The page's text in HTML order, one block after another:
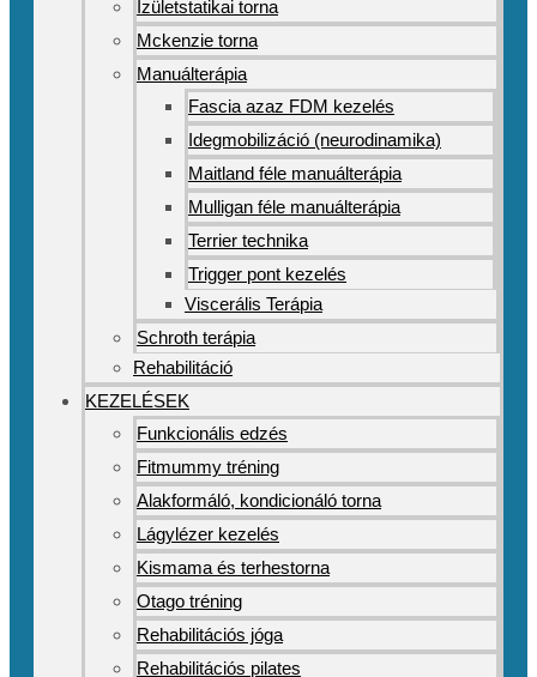
Ízületstatikai torna
Mckenzie torna
Manuálterápia
Fascia azaz FDM kezelés
Idegmobilizáció (neurodinamika)
Maitland féle manuálterápia
Mulligan féle manuálterápia
Terrier technika
Trigger pont kezelés
Viscerális Terápia
Schroth terápia
Rehabilitáció
KEZELÉSEK
Funkcionális edzés
Fitmummy tréning
Alakformáló, kondicionáló torna
Lágylézer kezelés
Kismama és terhestorna
Otago tréning
Rehabilitációs jóga
Rehabilitációs pilates